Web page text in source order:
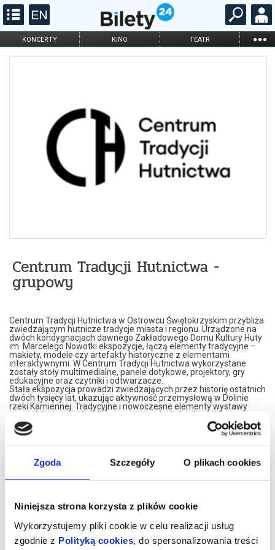
Zgoda Szczegóły O plikach cookies
Niniejsza strona korzysta z plików cookie
Wykorzystujemy pliki cookie w celu realizacji usług
zgodnie z Polityką cookies , do spersonalizowania treści
KONCERTY KINO TEATR ...
FILHARMONIA OPERA I BALET
Centrum Tradycji Hutnictwa -
grupowy
Centrum Tradycji Hutnictwa w Ostrowcu Świętokrzyskim przybliża
zwiedzającym hutnicze tradycje miasta i regionu. Urządzone na
dwóch kondygnacjach dawnego Zakładowego Domu Kultury Huty
im. Marcelego Nowotki ekspozycje, łączą elementy tradycyjne –
makiety, modele czy artefakty historyczne z elementami
interaktywnymi. W Centrum Tradycji Hutnictwa wykorzystane
zostały stoły multimedialne, panele dotykowe, projektory, gry
edukacyjne oraz czytniki i odtwarzacze.
Stała ekspozycja prowadzi zwiedzających przez historię ostatnich
dwóch tysięcy lat, ukazując aktywność przemysłową w Dolinie
rzeki Kamiennej. Tradycyjne i nowoczesne elementy wystawy
pozwalają poznać kolejne etapy rozwoju świętokrzyskiego
hutnictwa, węglarstwa i kolejnictwa, włączając widzów do
wykonywania interaktywnych zadań.
wieków dziejów Ostrowca Świętokrzyskiego, jego historii i ewolucji,
ukazująca szczególnie zasłużone dla miasta postaci, rozwój
kultury, sportu i gospodarki.
zostanie w pamięci. Nowoczesne wnętrza, różnorodność wystawy
czas, pełen emocji i wrażeń.
Zapraszamy na niesamowitą podróż przez Cywilizację Żelaza nad
CTH mieści się na drugim piętrze budynku przy Alei 3 Maja 6. Bilety
można nabycia w recepcji OBK (poniedziałek – piątek w godz. 8.00